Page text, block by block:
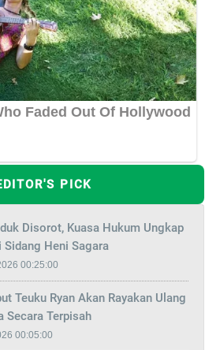
PICK
Disorot, Kuasa Hukum Ungkap
Sidang Heni Sagara
00:25:00
Teuku Ryan Akan Rayakan Ulang
Secara Terpisah
00:05:00